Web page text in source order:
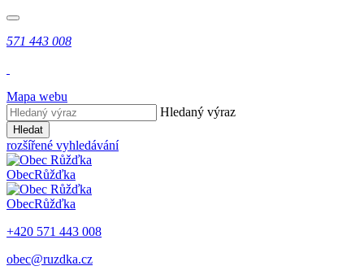
571 443 008
Mapa webu
Hledaný výraz
Hledat
rozšířené vyhledávání
ObecRůžďka
ObecRůžďka
+420 571 443 008
obec@ruzdka.cz